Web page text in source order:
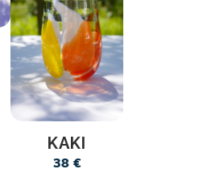
KAKI
38 €